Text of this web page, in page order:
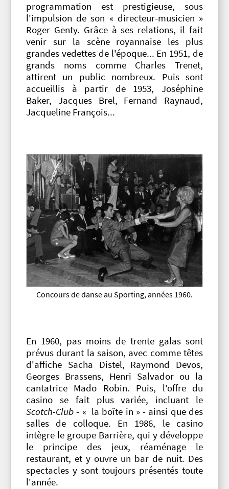
programmation est prestigieuse, sous
l'impulsion de son « directeur-musicien »
Roger Genty. Grâce à ses relations, il fait
venir sur la scène royannaise les plus
grandes vedettes de l'époque... En 1951, de
grands noms comme Charles Trenet,
attirent un public nombreux. Puis sont
accueillis à partir de 1953, Joséphine
Baker, Jacques Brel, Fernand Raynaud,
Jacqueline François...
Concours de danse au Sporting, années 1960.
En 1960, pas moins de trente galas sont
prévus durant la saison, avec comme têtes
d'affiche Sacha Distel, Raymond Devos,
Georges Brassens, Henri Salvador ou la
cantatrice Mado Robin. Puis, l'offre du
casino se fait plus variée, incluant le
Scotch-Club- « la boîte in » - ainsi que des
salles de colloque. En 1986, le casino
intègre le groupe Barrière, qui y développe
le principe des jeux, réaménage le
restaurant, et y ouvre un bar de nuit. Des
spectacles y sont toujours présentés toute
l'année.